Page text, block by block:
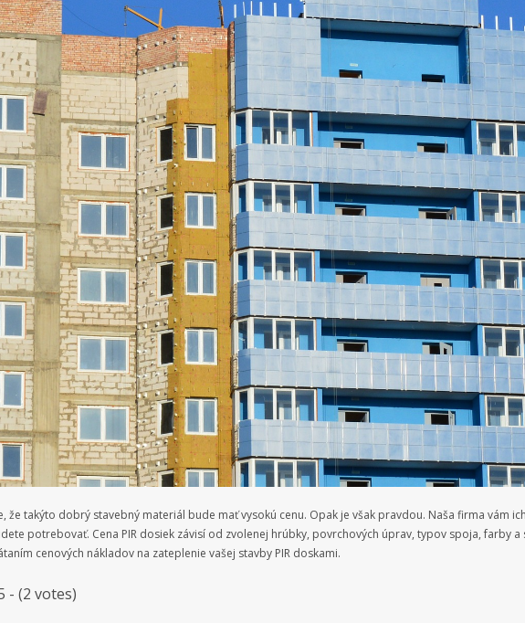
že takýto dobrý stavebný materiál bude mať vysokú cenu. Opak je však pravdou. Naša firma vám
potrebovať. Cena PIR dosiek závisí od zvolenej hrúbky, povrchových úprav, typov spoja, farby
cenových nákladov na zateplenie vašej stavby PIR doskami.
- (2 votes)